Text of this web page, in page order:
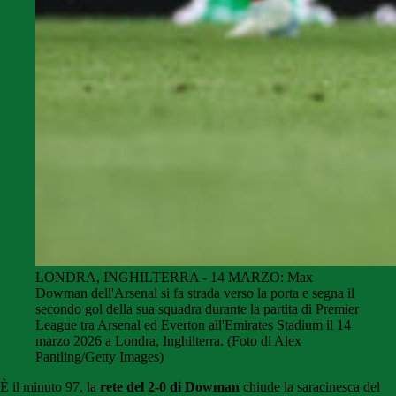
LONDRA, INGHILTERRA - 14 MARZO: Max
Dowman dell'Arsenal si fa strada verso la porta e segna il
secondo gol della sua squadra durante la partita di Premier
League tra Arsenal ed Everton all'Emirates Stadium il 14
marzo 2026 a Londra, Inghilterra. (Foto di Alex
Pantling/Getty Images)
È il minuto 97, la rete del 2-0 di Dowman chiude la saracinesca del